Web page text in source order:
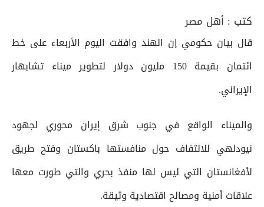
كتب : أهل مصر
قال بيان حكومي إن الهند وافقت اليوم الأربعاء على خط
ائتمان بقيمة 150 مليون دولار لتطوير ميناء تشابهار
الإيراني.
والميناء الواقع في جنوب شرق إيران محوري لجهود
نيودلهي للالتفاف حول منافستها باكستان وفتح طريق
لأفغانستان التي ليس لها منفذ بحري والتي طورت معها
علاقات أمنية ومصالح اقتصادية وثيقة.